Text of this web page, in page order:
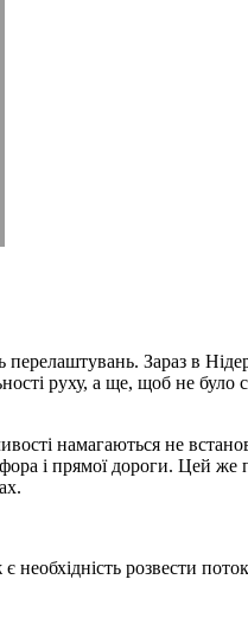
Зараз в
руху, а ще, щоб не було
намагаються не
і прямої дороги.
необхідність розвести